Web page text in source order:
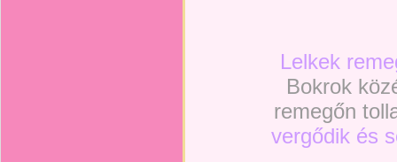
Lelkek
Bokrok
remegőn
vergődik és